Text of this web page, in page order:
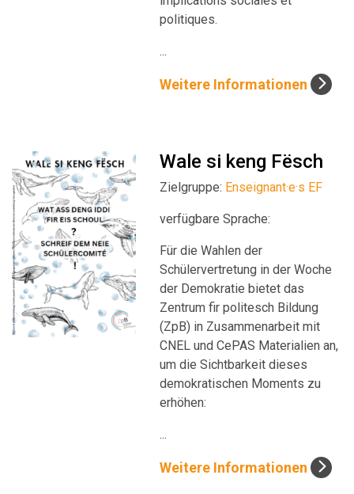
politiques.
...
Weitere Informationen
Wale si keng Fësch
Zielgruppe: Enseignant·e·s EF
verfügbare Sprache:
Für die Wahlen der
Schülervertretung in der Woche
der Demokratie bietet das
Zentrum fir politesch Bildung
(ZpB) in Zusammenarbeit mit
CNEL und CePAS Materialien an,
um die Sichtbarkeit dieses
demokratischen Moments zu
erhöhen:
...
Weitere Informationen